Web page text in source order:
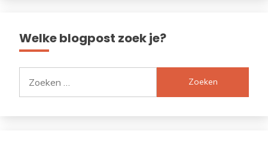
Welke blogpost zoek je?
naar: